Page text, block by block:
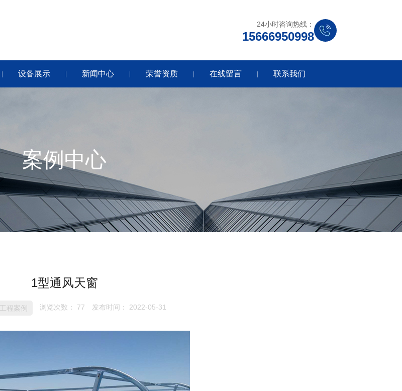
24小时咨询热线：
15666950998
| 设备展示 | 新闻中心 | 荣誉资质 | 在线留言 | 联系我们
案例中心
1型通风天窗
工程案例 浏览次数： 77 发布时间： 2022-05-31